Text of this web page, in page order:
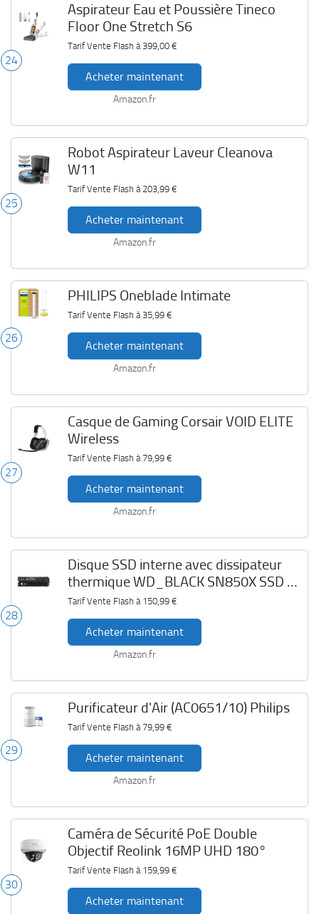
24
Aspirateur Eau et Poussière Tineco
Floor One Stretch S6
Tarif Vente Flash à 399,00 €
Acheter maintenant
Amazon.fr
25
Robot Aspirateur Laveur Cleanova
W11
Tarif Vente Flash à 203,99 €
Acheter maintenant
Amazon.fr
26
PHILIPS Oneblade Intimate
Tarif Vente Flash à 35,99 €
Acheter maintenant
Amazon.fr
27
Casque de Gaming Corsair VOID ELITE
Wireless
Tarif Vente Flash à 79,99 €
Acheter maintenant
Amazon.fr
28
Disque SSD interne avec dissipateur
thermique WD_BLACK SN850X SSD 2
To
Tarif Vente Flash à 150,99 €
Acheter maintenant
Amazon.fr
29
Purificateur d'Air (AC0651/10) Philips
Tarif Vente Flash à 79,99 €
Acheter maintenant
Amazon.fr
30
Caméra de Sécurité PoE Double
Objectif Reolink 16MP UHD 180°
Tarif Vente Flash à 159,99 €
Acheter maintenant